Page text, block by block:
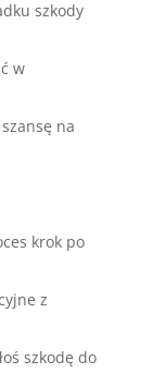
szkody
w
na
krok po
z
szkodę do